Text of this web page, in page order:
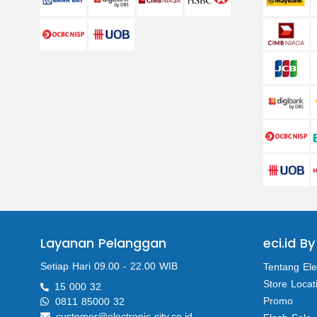
Layanan Pelanggan
Setiap Hari 09.00 - 22.00 WIB
15 000 32
0811 85000 32
eci.id
Tentang
Store
Promo